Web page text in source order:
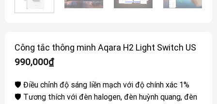
Công tắc thông minh Aqara H2 Light Switch US
990,000₫
🛡️ Điều chỉnh độ sáng liền mạch với độ chính xác 1%
🛡️ Tương thích với đèn halogen, đèn huỳnh quang, đèn